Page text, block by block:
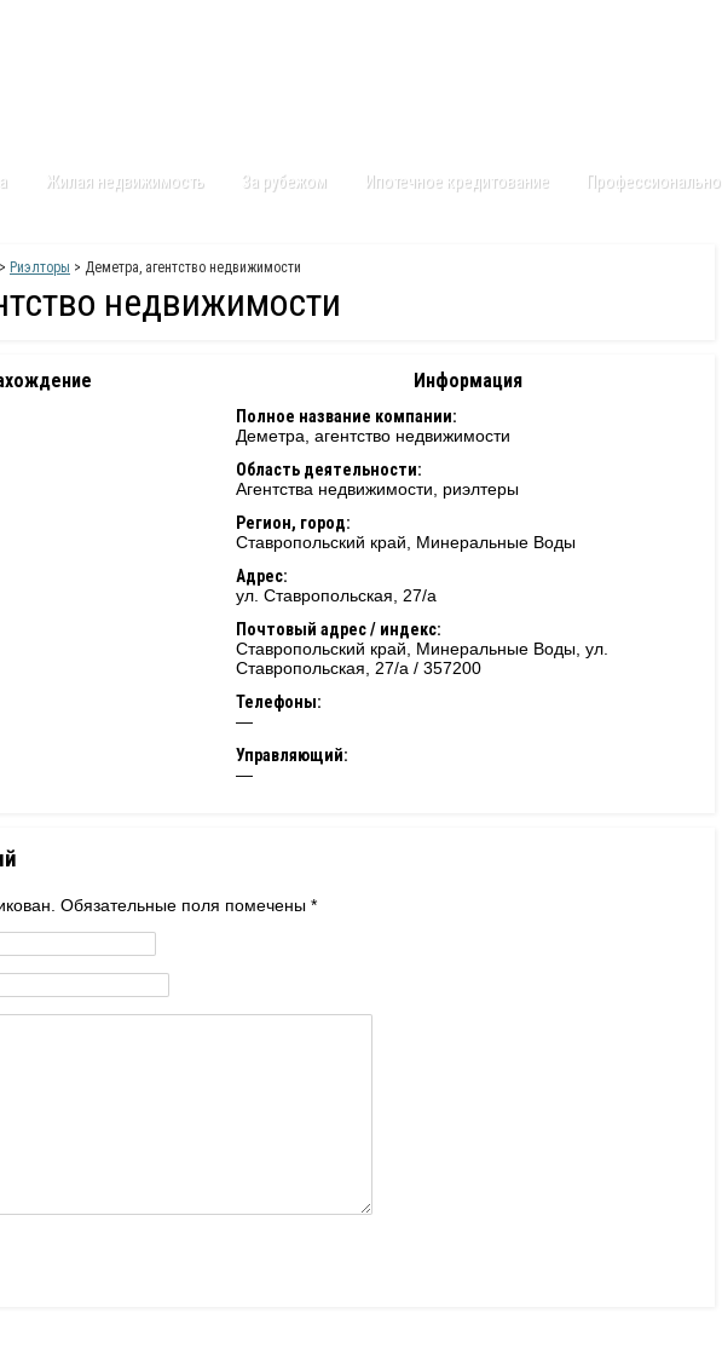
Жилая недвижимость За рубежом Ипотечное кредитование Профессионально
Риэлторы > Деметра, агентство недвижимости
недвижимости
Информация
Полное название компании:
Деметра, агентство недвижимости
Область деятельности:
Агентства недвижимости, риэлтеры
Регион, город:
Ставропольский край
Минеральные Воды
Адрес:
ул. Ставропольская, 27/а
Почтовый адрес / индекс:
Ставропольский край, Минеральные Воды, ул.
Ставропольская, 27/а / 357200
Телефоны:
—
Управляющий:
—
Обязательные поля помечены *